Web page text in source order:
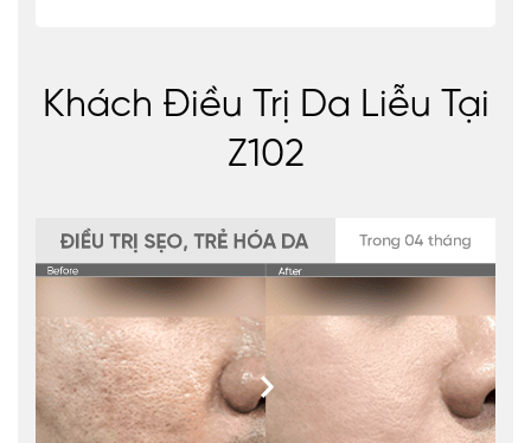
Khách Điều Trị Da Liễu Tại
Z102